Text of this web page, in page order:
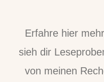
Erfahre hier
sieh dir
von meinen